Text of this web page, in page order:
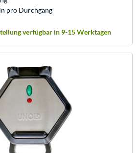
pro Durchgang
verfügbar in 9-15 Werktagen